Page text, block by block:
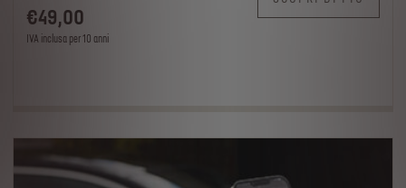
€49,00
IVA inclusa per 10 anni